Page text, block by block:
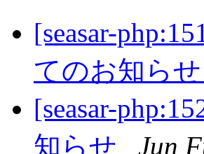
[seasar-
てのお知らせ
[seasar-
知らせ
Jun